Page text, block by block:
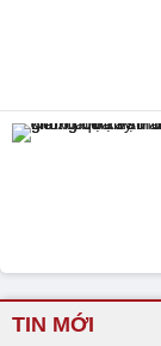
TIN MỚI